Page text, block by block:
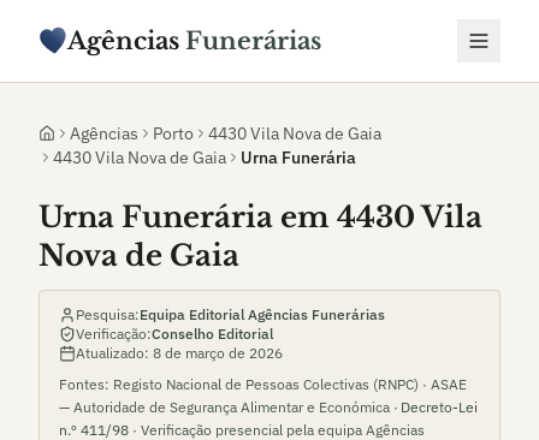
Agências Funerárias
Agências Porto
4430 Vila Nova de Gaia
4430 Vila Nova de Gaia
Urna Funerária
Urna Funerária em 4430 Vila
Nova de Gaia
Pesquisa:Equipa Editorial Agências Funerárias
Verificação:Conselho Editorial
Atualizado: 8 de março de 2026
Fontes: Registo Nacional de Pessoas Colectivas (RNPC) · ASAE
— Autoridade de Segurança Alimentar e Económica · Decreto-Lei
n.º 411/98 · Verificação presencial pela equipa Agências